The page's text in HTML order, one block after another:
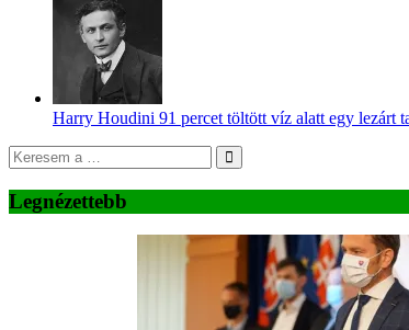
Harry Houdini 91 percet töltött víz alatt egy lezárt
Legnézettebb